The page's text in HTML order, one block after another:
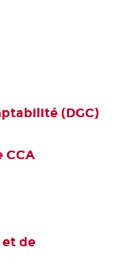
(DGC)
CCA
de